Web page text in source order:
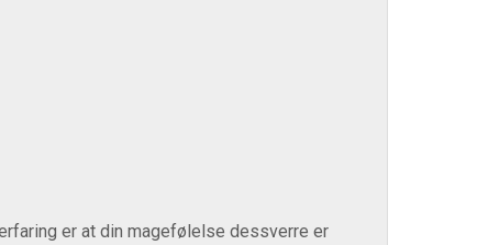
er at din magefølelse dessverre er